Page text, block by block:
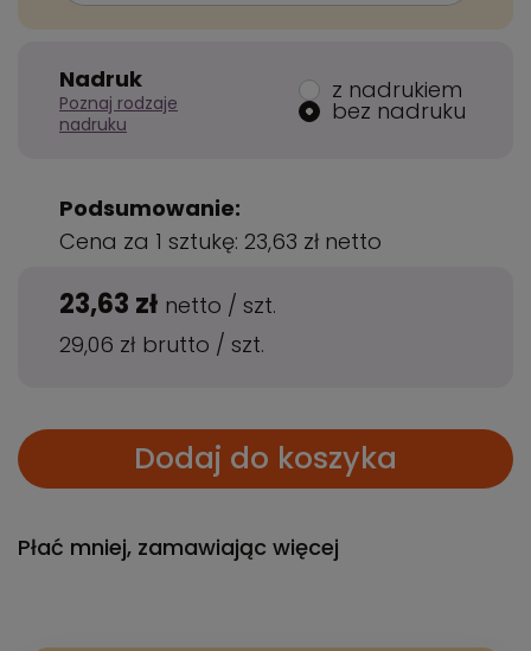
Nadruk
Poznaj rodzaje
nadruku
z nadrukiem
bez nadruku
Podsumowanie:
Cena za 1 sztukę: 23,63 zł netto
23,63 zł netto / szt.
29,06 zł brutto / szt.
Dodaj do koszyka
Płać mniej, zamawiając więcej